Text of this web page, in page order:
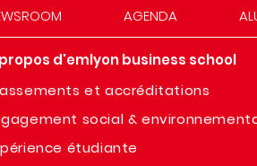
AGENDA
d'emlyon business school
et accréditations
social &
étudiante